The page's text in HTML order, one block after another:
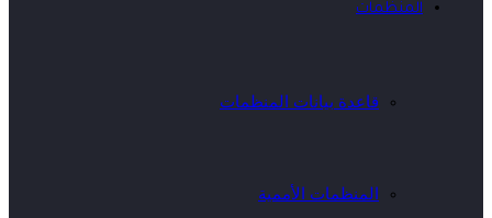
المنظمات
قاعدة بيانات المنظمات
المنظمات الأممية